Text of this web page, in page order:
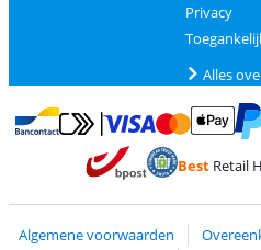
Privacy
Alles
Betalen met Bancontact
Betalen met MasterCard en
BestRetail
Algemene voorwaarden